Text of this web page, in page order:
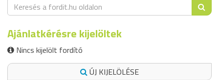
Ajánlatkérésre kijelöltek
Nincs kijelölt fordító
ÚJ KIJELÖLÉSE